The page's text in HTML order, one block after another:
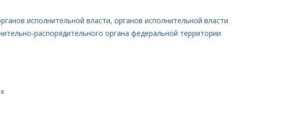
исполнительной власти, органов исполнительной власти
распорядительного органа федеральной территории